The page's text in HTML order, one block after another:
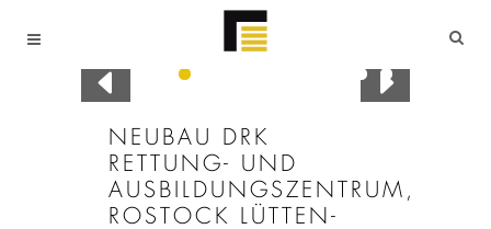
NEUBAU DRK
RETTUNG- UND
AUSBILDUNGSZENTRUM,
ROSTOCK LÜTTEN-